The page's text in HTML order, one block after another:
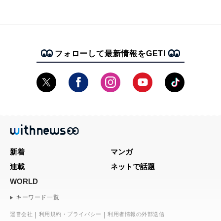
フォローして最新情報をGET!
新着
マンガ
連載
ネットで話題
WORLD
キーワード一覧
運営会社 利用規約・プライバシー 利用者情報の外部送信